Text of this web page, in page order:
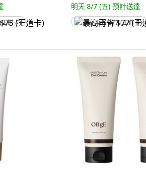
道卡)
明天 8/7 (五) 預計送達
最高再省 $77 (王道卡)